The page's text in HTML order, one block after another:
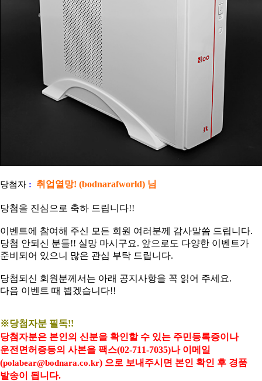
당첨자 : 취업열망! (bodnarafworld) 님
당첨을 진심으로 축하 드립니다!!
이벤트에 참여해 주신 모든 회원 여러분께 감사말씀 드립니다.
당첨 안되신 분들!! 실망 마시구요. 앞으로도 다양한 이벤트가
준비되어 있으니 많은 관심 부탁 드립니다.
당첨되신 회원분께서는 아래 공지사항을 꼭 읽어 주세요.
다음 이벤트 때 뵙겠습니다!!
※당첨자분 필독!!
당첨자분은 본인의 신분을 확인할 수 있는 주민등록증이나
운전면허증등의 사본을 팩스(02-711-7035)나 이메일
(polabear@bodnara.co.kr) 으로 보내주시면 본인 확인 후 경품
발송이 됩니다.